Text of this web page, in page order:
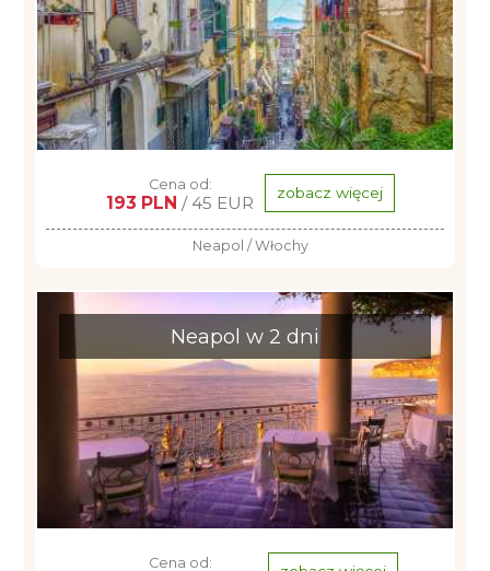
Cena od:
193 PLN / 45 EUR zobacz więcej
Neapol / Włochy
Neapol w 2 dni
Cena od: